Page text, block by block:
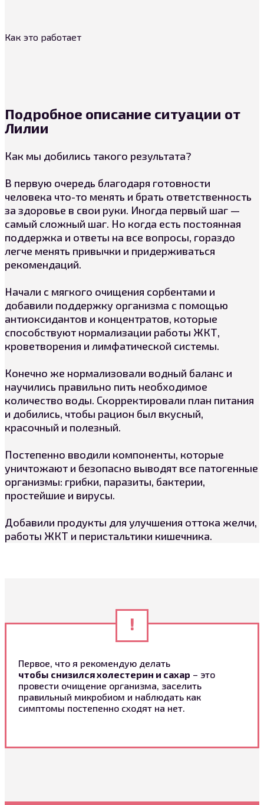
Как это работает
Подробное описание ситуации от
Лилии
Как мы добились такого результата?
В первую очередь благодаря готовности
человека что-то менять и брать ответственность
за здоровье в свои руки. Иногда первый шаг —
самый сложный шаг. Но когда есть постоянная
поддержка и ответы на все вопросы, гораздо
легче менять привычки и придерживаться
рекомендаций.
Начали с мягкого очищения сорбентами и
добавили поддержку организма с помощью
антиоксидантов и концентратов, которые
способствуют нормализации работы ЖКТ,
кроветворения и лимфатической системы.
Конечно же нормализовали водный баланс и
научились правильно пить необходимое
количество воды. Скорректировали план питания
и добились, чтобы рацион был вкусный,
красочный и полезный.
Постепенно вводили компоненты, которые
уничтожают и безопасно выводят все патогенные
организмы: грибки, паразиты, бактерии,
простейшие и вирусы.
Добавили продукты для улучшения оттока желчи,
работы ЖКТ и перистальтики кишечника.
Первое, что я рекомендую делать
чтобы снизился холестерин и сахар – это
провести очищение организма, заселить
правильный микробиом и наблюдать как
симптомы постепенно сходят на нет.